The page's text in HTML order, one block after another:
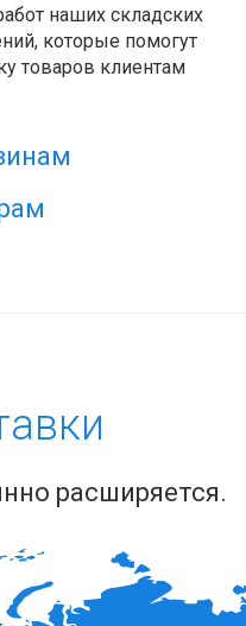
наших складских
которые помогут
товаров клиентам
расширяется.